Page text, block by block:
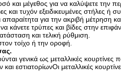
και μέγεθος για να καλύψετε την
και τυχόν εξειδικευμένες στήλες
απαραίτητα για την ακριβή
κάνετε τρύπες και βίδες στην
και τελική ρύθμιση.
τοίχο ή την οροφή.
γενικά ως μεταλλικές
και εστιατορίωνΟι μεταλλικές